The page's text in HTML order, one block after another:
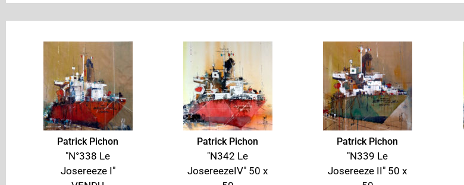
Patrick Pichon
"N°338 Le
Josereeze I"
Patrick Pichon
"N342 Le
JosereezeIV" 50 x
Patrick Pichon
"N339 Le
Josereeze II" 50 x